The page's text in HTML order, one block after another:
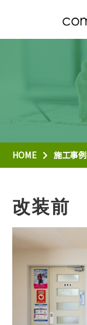
HOME 施工事例
改装前